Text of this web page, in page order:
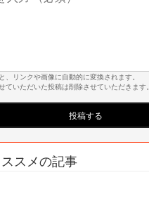
、リンクや画像に自動的に変換されます。
ていただいた投稿は削除させていただきます。
スメの記事